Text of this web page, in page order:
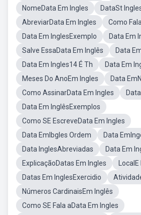
NomeData Em Ingles
DataSt
AbreviarData Em Ingles
Como
Data Em InglesExemplo
Data Em
Salve EssaData Em Inglês
Data
Data Em Ingles14 É Th
Data Em
Meses Do AnoEm Ingles
Data
Como AssinarData Em Ingles
Data Em InglêsExemplos
Como SE EscreveData Em Ingles
Data EmIbgles Ordem
Data
Data InglesAbreviadas
Data Em
ExplicaçãoDatas Em Ingles
Datas Em InglesExercidio
Números CardinaisEm Inglês
Como SE Fala aData Em Ingles